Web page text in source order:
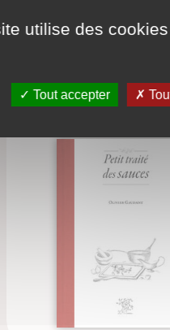
utilise des
Tout accepter